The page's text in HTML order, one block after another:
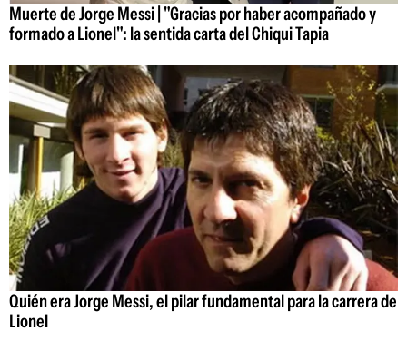
Muerte de Jorge Messi | "Gracias por haber acompañado y
formado a Lionel": la sentida carta del Chiqui Tapia
Quién era Jorge Messi, el pilar fundamental para la carrera de
Lionel